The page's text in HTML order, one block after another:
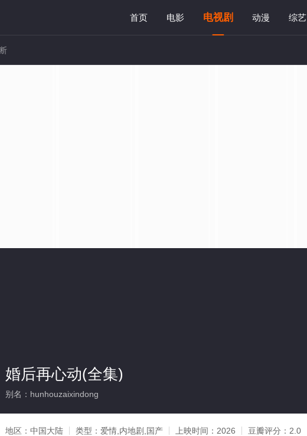
首页 电影 电视剧 动漫 综艺
婚后再心动(全集)
别名：hunhouzaixindong
地区： 中国大陆 类型： 爱情,内地剧,国产 上映时间： 2026 豆瓣评分： 2.0